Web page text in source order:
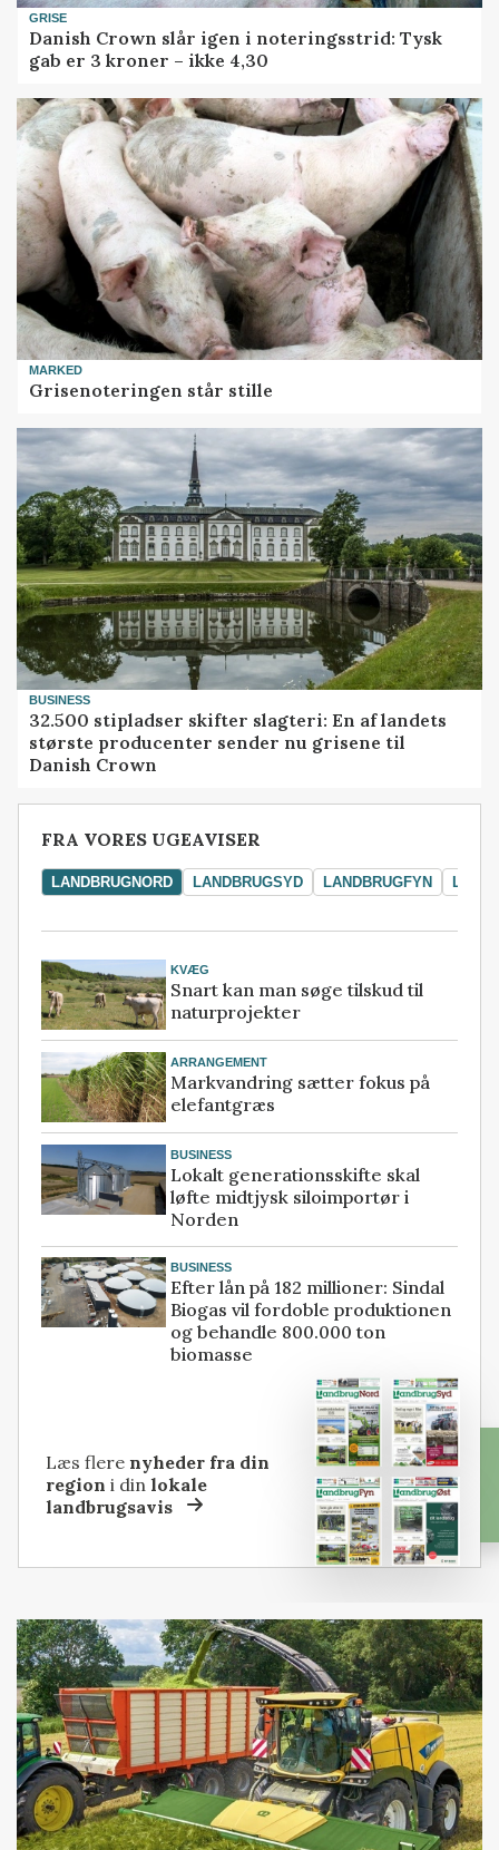
GRISE
Danish Crown slår igen i noteringsstrid: Tysk
gab er 3 kroner – ikke 4,30
MARKED
Grisenoteringen står stille
BUSINESS
32.500 stipladser skifter slagteri: En af landets
største producenter sender nu grisene til
Danish Crown
FRA VORES UGEAVISER
LANDBRUGNORD LANDBRUGSYD LANDBRUGFYN
KVÆG
Snart kan man søge tilskud til
naturprojekter
ARRANGEMENT
Markvandring sætter fokus på
elefantgræs
BUSINESS
Lokalt generationsskifte skal
løfte midtjysk siloimportør i
Norden
BUSINESS
Efter lån på 182 millioner: Sindal
Biogas vil fordoble produktionen
og behandle 800.000 ton
biomasse
Læs flere nyheder fra din
region i dinlokale
landbrugsavis